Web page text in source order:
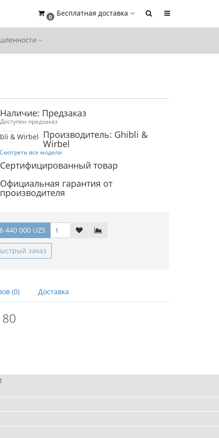
0 Бесплатная доставка
Наличие: Предзаказ
Доступен предзаказ
Производитель: Ghibli &
Wirbel
Смотреть все модели
Сертифицированный товар
Официальная гарантия от
производителя
440 000 UZS
заказ
(0) Доставка